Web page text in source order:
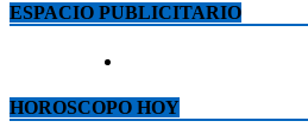
ESPACIO PUBLICITARIO
HOROSCOPO HOY